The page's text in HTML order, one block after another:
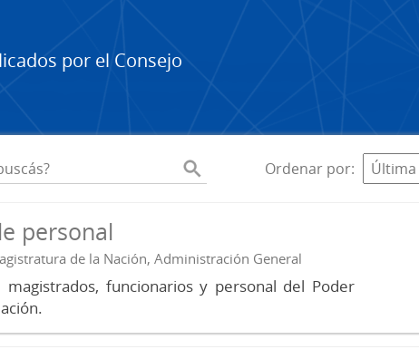
por el Consejo
Ordenar por
personal
de la Nación, Administración General
magistrados, funcionarios y personal del Poder